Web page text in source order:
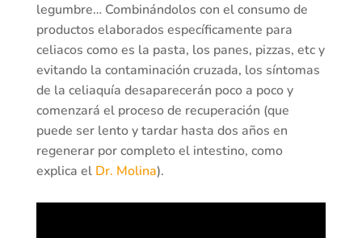
legumbre… Combinándolos con el consumo de
productos elaborados específicamente para
celiacos como es la pasta, los panes, pizzas, etc y
evitando la contaminación cruzada, los síntomas
de la celiaquía desaparecerán poco a poco y
comenzará el proceso de recuperación (que
puede ser lento y tardar hasta dos años en
regenerar por completo el intestino, como
explica el Dr. Molina).